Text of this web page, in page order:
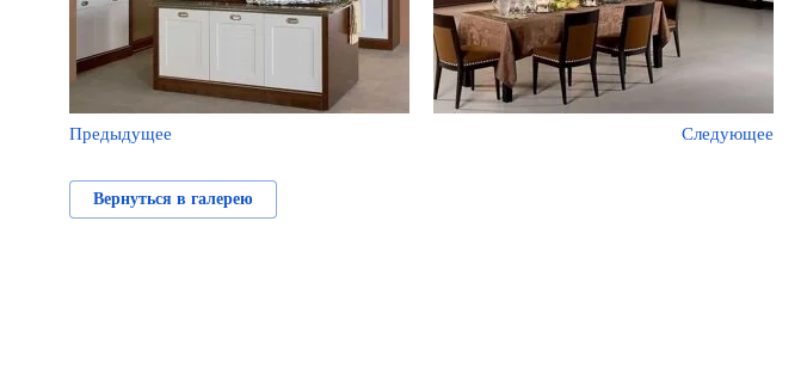
Предыдущее Следующее
Вернуться в галерею